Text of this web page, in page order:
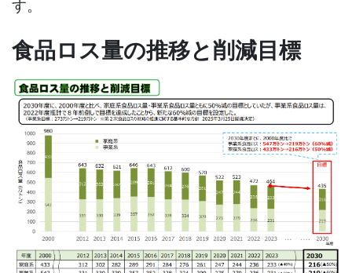
す。
食品ロス量の推移と削減目標